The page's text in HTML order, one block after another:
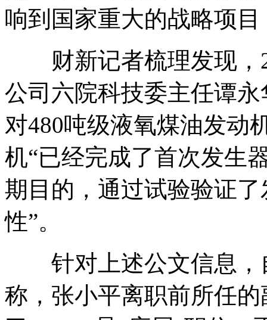
响到国家重大的战略项目
财新记者梳理发现，
公司六院科技委主任谭
对480吨级液氧煤油发动
机“已经完成了首次发生
期目的，通过试验验证
性”。
针对上述公文信息，
称，张小平离职前所任